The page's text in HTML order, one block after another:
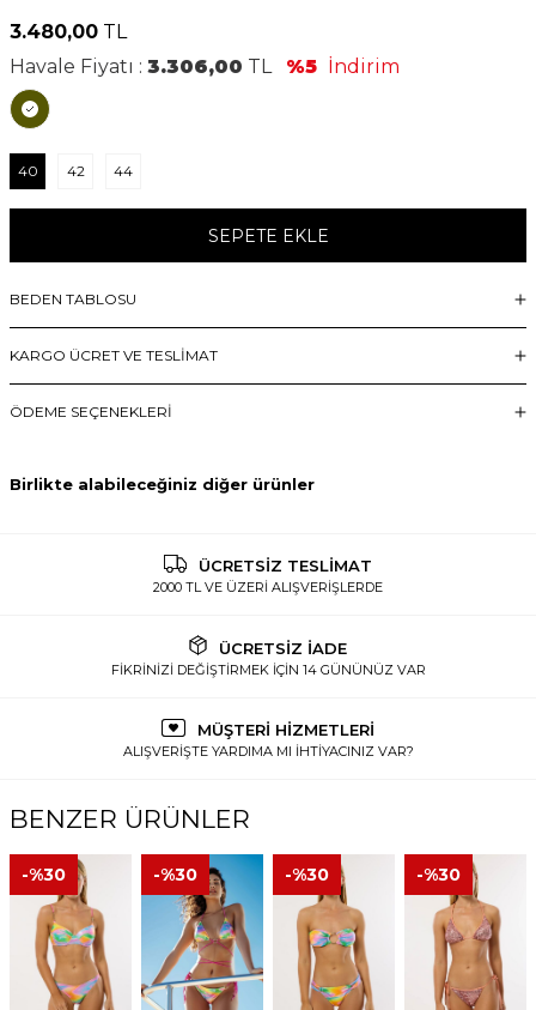
3.480,00 TL
Havale Fiyatı : 3.306,00 TL %5 İndirim
40 42 44
SEPETE EKLE
BEDEN TABLOSU
KARGO ÜCRET VE TESLİMAT
ÖDEME SEÇENEKLERI
Birlikte alabileceğiniz diğer ürünler
ÜCRETSİZ TESLİMAT
2000 TL VE ÜZERİ ALIŞVERİŞLERDE
ÜCRETSİZ İADE
FİKRİNİZİ DEĞİŞTİRMEK İÇİN 14 GÜNÜNÜZ VAR
MÜŞTERİ HİZMETLERİ
ALIŞVERİŞTE YARDIMA MI İHTİYACINIZ VAR?
BENZER ÜRÜNLER
-%30 -%30 -%30 -%30